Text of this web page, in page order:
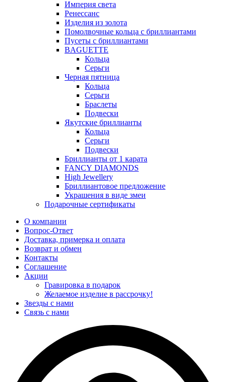
Империя света
Ренессанс
Изделия из золота
Помолвочные кольца с бриллиантами
Пусеты с бриллиантами
BAGUETTE
Кольца
Серьги
Черная пятница
Кольца
Серьги
Браслеты
Подвески
Якутские бриллианты
Кольца
Серьги
Подвески
Бриллианты от 1 карата
FANCY DIAMONDS
High Jewellery
Бриллиантовое предложение
Украшения в виде змеи
Подарочные сертификаты
О компании
Вопрос-Ответ
Доставка, примерка и оплата
Возврат и обмен
Контакты
Соглашение
Акции
Гравировка в подарок
Желаемое изделие в рассрочку!
Звезды с нами
Связь с нами